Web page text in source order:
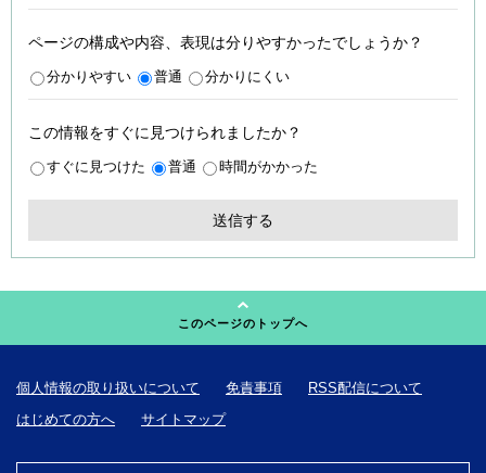
ページの構成や内容、表現は分りやすかったでしょうか？
分かりやすい 普通 分かりにくい
この情報をすぐに見つけられましたか？
すぐに見つけた 普通 時間がかかった
このページのトップへ
個人情報の取り扱いについて 免責事項
RSS配信について
はじめての方へ
サイトマップ